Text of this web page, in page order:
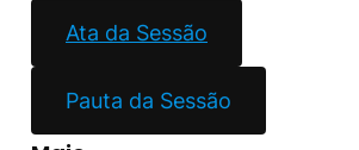
Ata da Sessão
Pauta da Sessão